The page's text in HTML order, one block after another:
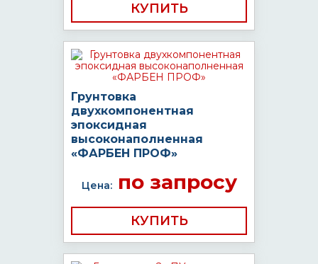
КУПИТЬ
Грунтовка
двухкомпонентная
эпоксидная
высоконаполненная
«ФАРБЕН ПРОФ»
Цена:по запросу
КУПИТЬ